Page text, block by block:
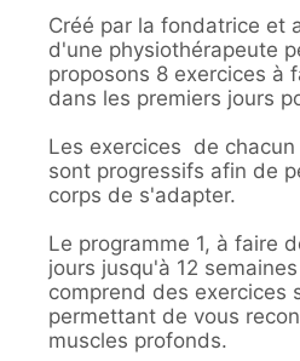
Créé par la fondatrice et
d'une physiothérapeute
proposons 8 exercices à
dans les premiers jours
Les exercices de
sont progressifs afin de
corps de s'adapter.
Le programme 1, à faire
jours jusqu'à 12
comprend des exercices
permettant de vous
muscles profonds.